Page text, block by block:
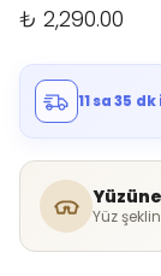
₺ 2,290.00
11 sa 35
Yüz